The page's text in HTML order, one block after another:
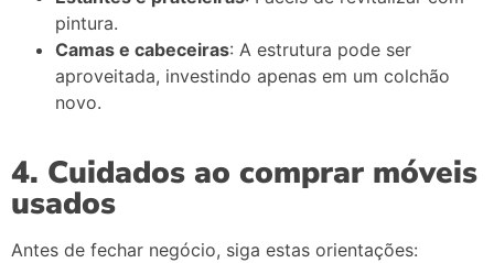
pintura.
Camas e cabeceiras: A estrutura pode ser
aproveitada, investindo apenas em um colchão
novo.
4. Cuidados ao comprar móveis
usados
Antes de fechar negócio, siga estas orientações: